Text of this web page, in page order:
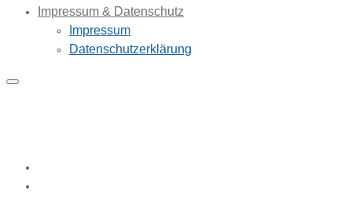
Impressum & Datenschutz
Impressum
Datenschutzerklärung